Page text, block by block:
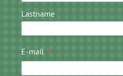
Lastname
E-mail *